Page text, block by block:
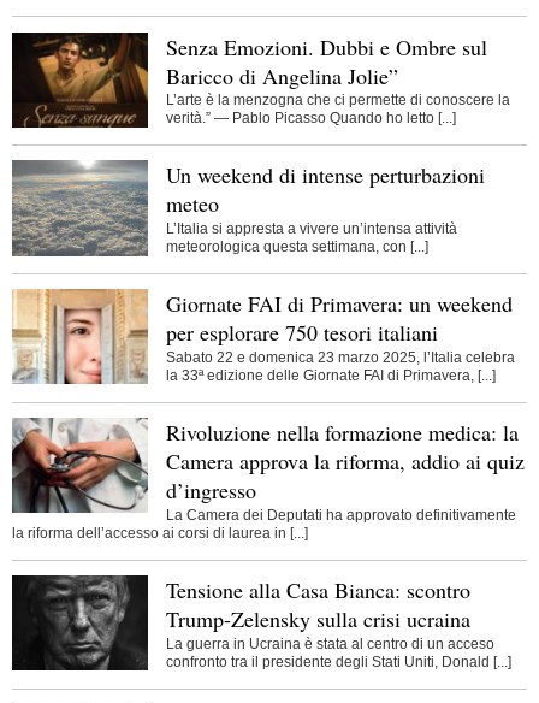
Senza Emozioni. Dubbi e Ombre sul
Baricco di Angelina Jolie”
L’arte è la menzogna che ci permette di conoscere la
verità.” — Pablo Picasso Quando ho letto [...]
Un weekend di intense perturbazioni
meteo
L’Italia si appresta a vivere un’intensa attività
meteorologica questa settimana, con [...]
Giornate FAI di Primavera: un weekend
per esplorare 750 tesori italiani
Sabato 22 e domenica 23 marzo 2025, l’Italia celebra
la 33ª edizione delle Giornate FAI di Primavera, [...]
Rivoluzione nella formazione medica: la
Camera approva la riforma, addio ai quiz
d’ingresso
La Camera dei Deputati ha approvato definitivamente
la riforma dell’accesso ai corsi di laurea in [...]
Tensione alla Casa Bianca: scontro
Trump-Zelensky sulla crisi ucraina
La guerra in Ucraina è stata al centro di un acceso
confronto tra il presidente degli Stati Uniti, Donald [...]